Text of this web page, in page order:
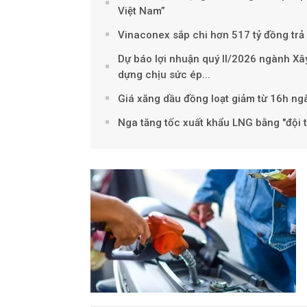
Việt Nam”
Vinaconex sắp chi hơn 517 tỷ đồng
Dự báo lợi nhuận quý II/2026 ngành
dựng chịu sức ép...
Giá xăng dầu đồng loạt giảm từ 16h
Nga tăng tốc xuất khẩu LNG bằng "đội